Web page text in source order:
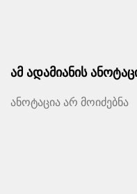
ამ ადამიანის
ანოტაცია არ მოიძებნა